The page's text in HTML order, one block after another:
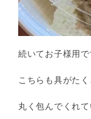
続いてお子様用で
こちらも具がた
丸く包んでくれ